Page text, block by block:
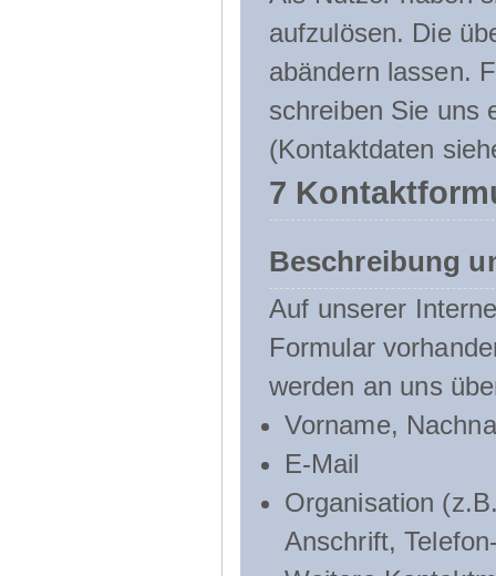
aufzulösen. Die
abändern lassen.
schreiben Sie uns
(Kontaktdaten
7
Beschreibung
Auf unserer
Formular
werden an uns
Vorname,
E-Mail
Organisation
Anschrift,